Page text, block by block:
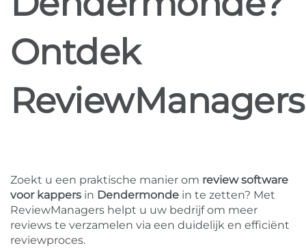
Ontdek
ReviewManagers
Zoekt u een praktische manier om review software
voor kappers in Dendermonde in te zetten? Met
ReviewManagers helpt u uw bedrijf om meer
reviews te verzamelen via een duidelijk en efficiënt
reviewproces.